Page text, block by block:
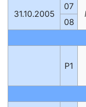
31.10.2005
07
08
P1